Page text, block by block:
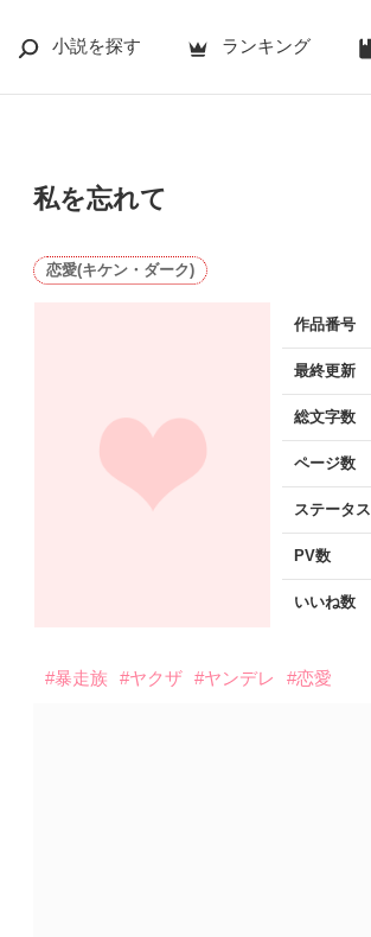
小説を探す ランキング
私を忘れて
恋愛(キケン・ダーク)
作品番号
最終更新
総文字数
ページ数
ステータス
PV数
いいね数
#暴走族 #ヤクザ #ヤンデレ #恋愛